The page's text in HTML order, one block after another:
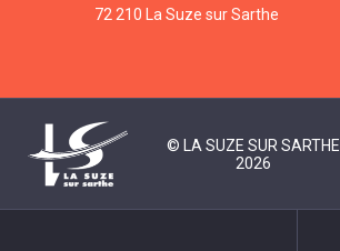
72 210 La Suze sur Sarthe
© LA SUZE SUR SARTHE
2026